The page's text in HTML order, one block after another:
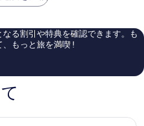
ミ
108
る割引や特典を確認できます。も
もっと旅を満喫 !